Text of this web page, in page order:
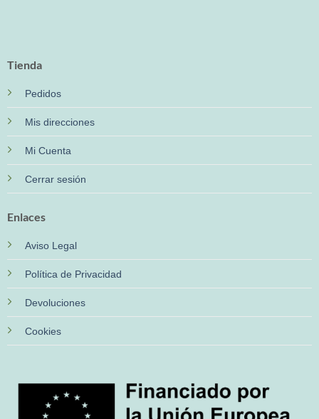
Tienda
Pedidos
Mis direcciones
Mi Cuenta
Cerrar sesión
Enlaces
Aviso Legal
Política de Privacidad
Devoluciones
Cookies